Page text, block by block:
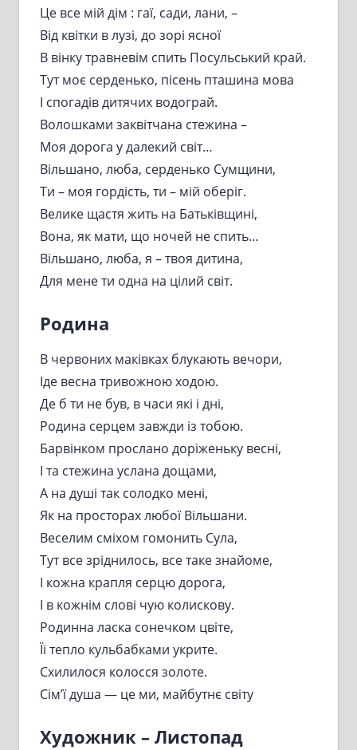
Це все мій дім : гаї, сади, лани, –
Від квітки в лузі, до зорі ясної
В вінку травневім спить Посульський край.
Тут моє серденько, пісень пташина мова
І спогадів дитячих водограй.
Волошками заквітчана стежина –
Моя дорога у далекий світ…
Вільшано, люба, серденько Сумщини,
Ти – моя гордість, ти – мій оберіг.
Велике щастя жить на Батьківщині,
Вона, як мати, що ночей не спить…
Вільшано, люба, я – твоя дитина,
Для мене ти одна на цілий світ.
Родина
В червоних маківках блукають вечори,
Іде весна тривожною ходою.
Де б ти не був, в часи які і дні,
Родина серцем завжди із тобою.
Барвінком прослано доріженьку весні,
І та стежина услана дощами,
А на душі так солодко мені,
Як на просторах любої Вільшани.
Веселим сміхом гомонить Сула,
Тут все зріднилось, все таке знайоме,
І кожна крапля серцю дорога,
І в кожнім слові чую колискову.
Родинна ласка сонечком цвіте,
Їі тепло кульбабками укрите.
Схилилося колосся золоте.
Сім’ї душа — це ми, майбутнє світу
Художник – Листопад